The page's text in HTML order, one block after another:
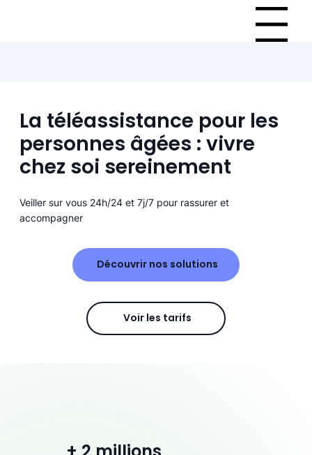
Menu
La téléassistance pour les
personnes âgées : vivre
chez soi sereinement
Veiller sur vous 24h/24 et 7j/7 pour rassurer et
accompagner
Découvrir nos solutions
Voir les tarifs